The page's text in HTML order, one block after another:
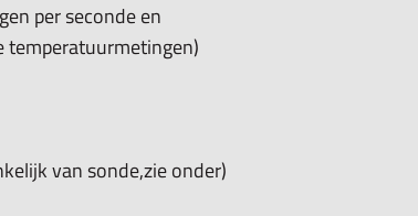
per seconde en
temperatuurmetingen)
van sonde,zie onder)